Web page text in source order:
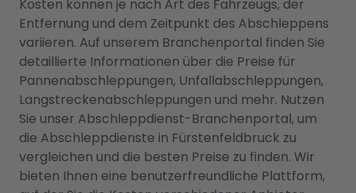
Kosten können je nach Art des Fahrzeugs, der
Entfernung und dem Zeitpunkt des Abschleppens
variieren. Auf unserem Branchenportal finden Sie
detaillierte Informationen über die Preise für
Pannenabschleppungen, Unfallabschleppungen,
Langstreckenabschleppungen und mehr. Nutzen
Sie unser Abschleppdienst-Branchenportal, um
die Abschleppdienste in Fürstenfeldbruck zu
vergleichen und die besten Preise zu finden. Wir
bieten Ihnen eine benutzerfreundliche Plattform,